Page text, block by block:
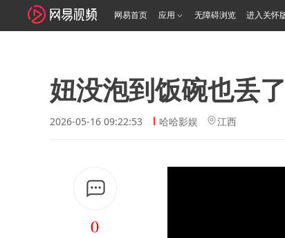
网易首页 应用 无障碍浏览 进入关怀
妞没泡到饭碗也丢
2026-05-16 09:22:53 哈哈影娱 江西
0